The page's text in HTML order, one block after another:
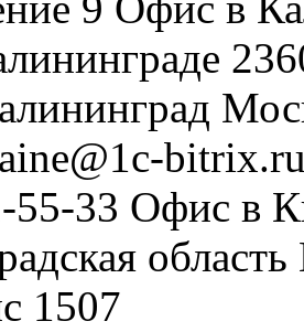
55-33 Офис в
область
1507